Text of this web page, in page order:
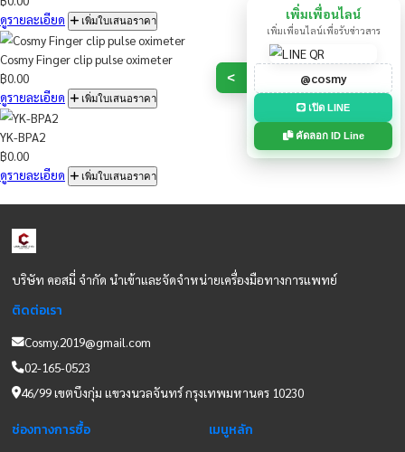
Cosmy Infrared Thermometer - Ear and Forehead measurement
฿0.00
ดูรายละเอียด
Cosmy Infrared Thermometer - Ear and Forehead measurement
฿0.00
ดูรายละเอียด เพิ่มใบเสนอราคา
Cosmy Finger clip pulse oximeter
฿0.00
ดูรายละเอียด
YK-BPA2
ดูรายละเอียด เพิ่มใบเสนอราคา
เพิ่มเพื่อน